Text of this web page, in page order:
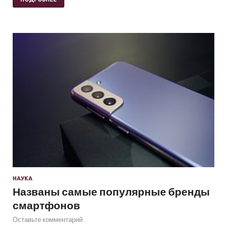
НАУКА
Названы самые популярные бренды
смартфонов
Оставьте комментарий